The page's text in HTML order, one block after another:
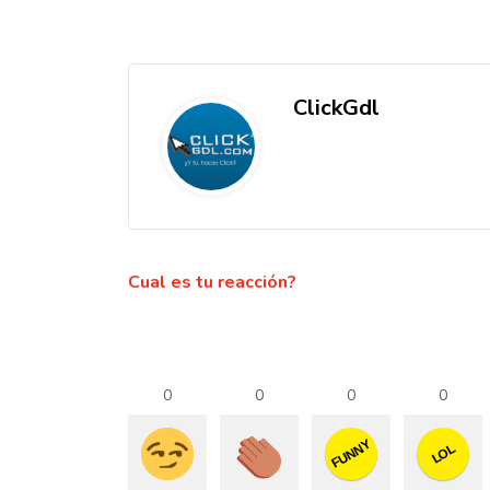
ClickGdl
Cual es tu reacción?
0 0 0
FUNNY
0
LOL